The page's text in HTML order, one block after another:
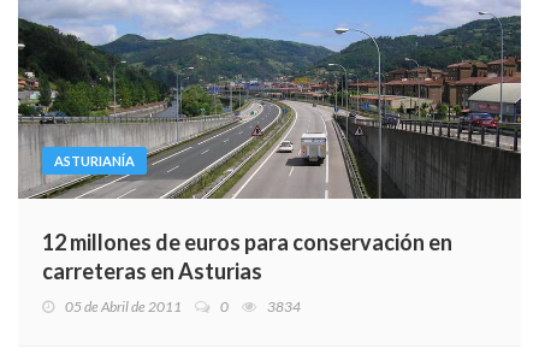
ASTURIANÍA
12 millones de euros para conservación en
carreteras en Asturias
05 de Abril de 2011 0 3834